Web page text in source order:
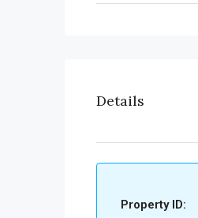
Details
Property ID: